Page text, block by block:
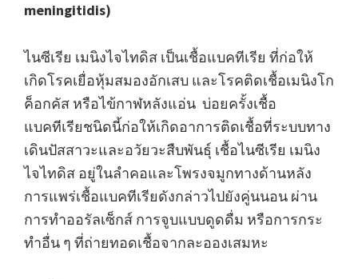
meningitidis)
ไนซีเรีย เมนิงไจไทดิส เป็นเชื้อแบคทีเรีย ที่ก่อให้
เกิดโรคเยื่อหุ้มสมองอักเสบ และโรคติดเชื้อเมนิงโก
ค็อกคัส หรือไข้กาฬหลังแอ่น บ่อยครั้งเชื้อ
แบคทีเรียชนิดนี้ก่อให้เกิดอาการติดเชื้อที่ระบบทาง
เดินปัสสาวะและอวัยวะสืบพันธุ์ เชื้อไนซีเรีย เมนิง
ไจไทดิส อยู่ในลำคอและโพรงจมูกทางด้านหลัง
การแพร่เชื้อแบคทีเรียดังกล่าวไปยังคู่นนอน ผ่าน
การทำออรัลเซ็กส์ การจูบแบบดูดดื่ม หรือการกระ
ทำอื่น ๆ ที่ถ่ายทอดเชื้อจากละอองเสมหะ